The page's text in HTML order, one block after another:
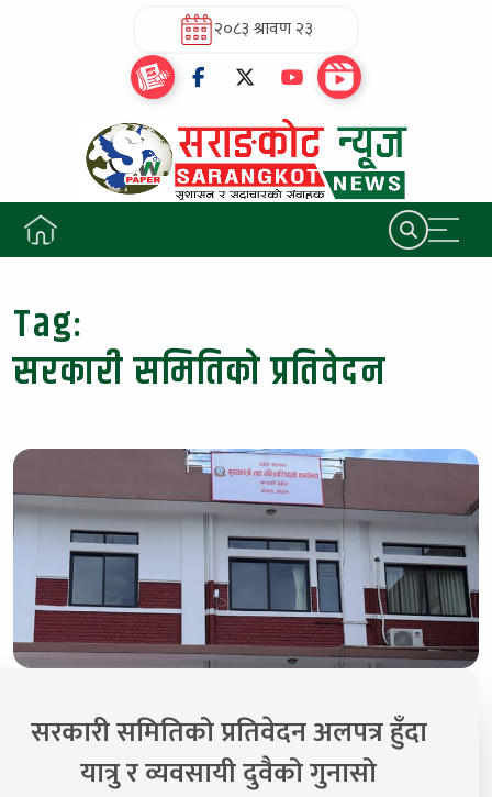
२०८३ श्रावण २३
Tag:
सरकारी समितिको प्रतिवेदन
सरकारी समितिको प्रतिवेदन अलपत्र हुँदा
यात्रु र व्यवसायी दुवैको गुनासो